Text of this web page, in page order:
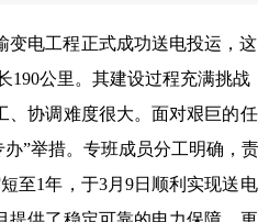
电工程正式成功送电投运，
公里。其建设过程充满挑战
协调难度很大。面对艰巨的
办”举措。专班成员分工明确，
1年，于3月9日顺利实现送